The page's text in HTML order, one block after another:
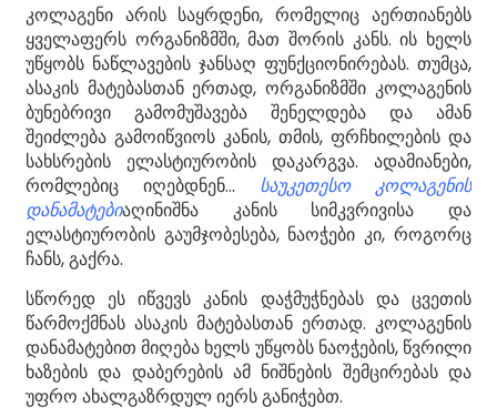
კოლაგენი არის საყრდენი, რომელიც აერთიანებს
ყველაფერს ორგანიზმში, მათ შორის კანს. ის ხელს
უწყობს ნაწლავების ჯანსაღ ფუნქციონირებას. თუმცა,
ასაკის მატებასთან ერთად, ორგანიზმში კოლაგენის
ბუნებრივი გამომუშავება შენელდება და ამან
შეიძლება გამოიწვიოს კანის, თმის, ფრჩხილების და
სახსრების ელასტიურობის დაკარგვა. ადამიანები,
რომლებიც იღებდნენ... საუკეთესო კოლაგენის
დანამატებიაღინიშნა კანის სიმკვრივისა და
ელასტიურობის გაუმჯობესება, ნაოჭები კი, როგორც
ჩანს, გაქრა.
სწორედ ეს იწვევს კანის დაჭმუჭნებას და ცვეთის
წარმოქმნას ასაკის მატებასთან ერთად. კოლაგენის
დანამატებით მიღება ხელს უწყობს ნაოჭების, წვრილი
ხაზების და დაბერების ამ ნიშნების შემცირებას და
უფრო ახალგაზრდულ იერს განიჭებთ.